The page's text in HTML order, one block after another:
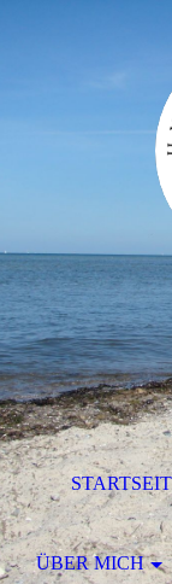
ÜBER MICH